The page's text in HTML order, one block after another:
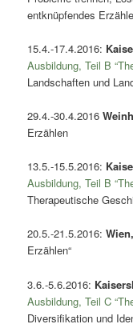
entknüpfendes
15.4.-17.4.2016:
Ausbildung, Teil B
Landschaften und
29.4.-30.4.2016
Erzählen
13.5.-15.5.2016:
Ausbildung, Teil B
Therapeutische
20.5.-21.5.2016:Wien,
Erzählen“
3.6.-5.6.2016:
Ausbildung, Teil C
Diversifikation und